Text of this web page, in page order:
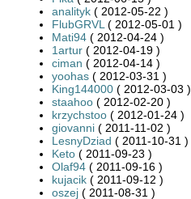
analityk ( 2012-05-22 )
FlubGRVL ( 2012-05-01 )
Mati94 ( 2012-04-24 )
1artur ( 2012-04-19 )
ciman ( 2012-04-14 )
yoohas ( 2012-03-31 )
King144000 ( 2012-03-03 )
staahoo ( 2012-02-20 )
krzychstoo ( 2012-01-24 )
giovanni ( 2011-11-02 )
LesnyDziad ( 2011-10-31 )
Keto ( 2011-09-23 )
Olaf94 ( 2011-09-16 )
kujacik ( 2011-09-12 )
oszej ( 2011-08-31 )